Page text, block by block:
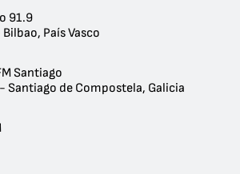
91.9
País Vasco
Santiago
- Santiago de Compostela, Galicia